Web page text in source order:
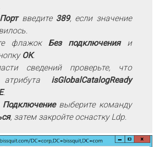
Портвведите 389, если значение
флажок Без подключенияи
ОК.
сведений проверьте, что
атрибута isGlobalCatalogReady
.
Подключениевыберите команду
, затем закройте оснастку Ldp.